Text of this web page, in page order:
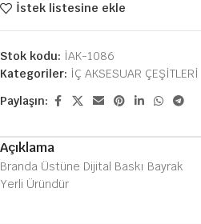
İstek listesine ekle
Stok kodu: İAK-1086
Kategoriler: İÇ AKSESUAR ÇEŞİTLERİ
Paylaşın:
Açıklama
Branda Üstüne Dijital Baskı Bayrak
Yerli Üründür